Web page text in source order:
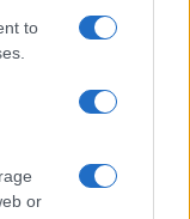
to
or
news